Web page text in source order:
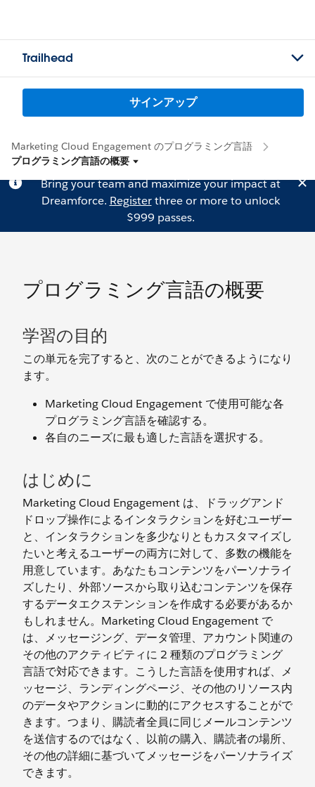
Trailhead
サインアップ
Marketing Cloud Engagement のプログラミング言語
プログラミング言語の概要
Bring your team and maximize your impact at
Dreamforce. Registerthree or more to unlock
$999 passes.
プログラミング言語の概要
学習の目的
この単元を完了すると、次のことができるようになり
ます。
Marketing Cloud Engagement で使用可能な各
プログラミング言語を確認する。
各自のニーズに最も適した言語を選択する。
はじめに
Marketing Cloud Engagement は、ドラッグアンド
ドロップ操作によるインタラクションを好むユーザー
と、インタラクションを多少なりともカスタマイズし
たいと考えるユーザーの両方に対して、多数の機能を
用意しています。あなたもコンテンツをパーソナライ
ズしたり、外部ソースから取り込むコンテンツを保存
するデータエクステンションを作成する必要があるか
もしれません。Marketing Cloud Engagement で
は、メッセージング、データ管理、アカウント関連の
その他のアクティビティに 2 種類のプログラミング
言語で対応できます。こうした言語を使用すれば、メ
ッセージ、ランディングページ、その他のリソース内
のデータやアクションに動的にアクセスすることがで
きます。つまり、購読者全員に同じメールコンテンツ
を送信するのではなく、以前の購入、購読者の場所、
その他の詳細に基づいてメッセージをパーソナライズ
できます。